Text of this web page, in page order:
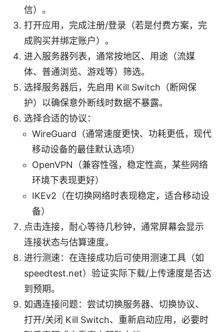
信）。
打开应用，完成注册/登录（若是付费方案，完
成购买并绑定账户）。
进入服务器列表，通常按地区、用途（流媒
体、普通浏览、游戏等）筛选。
选择服务器后，先启用 Kill Switch（断网保
护）以确保意外断线时数据不暴露。
选择合适的协议：
WireGuard（通常速度更快、功耗更低，现代
移动设备的最佳默认选项）
OpenVPN（兼容性强，稳定性高，某些网络
环境下表现更好）
IKEv2（在切换网络时表现稳定，适合移动设
备）
点击连接，耐心等待几秒钟，通常屏幕会显示
连接状态与估算速度。
进行测速：在连接成功后可使用测速工具（如
speedtest.net）验证实际下载/上传速度是否达
到预期。
如遇连接问题：尝试切换服务器、切换协议、
打开/关闭 Kill Switch、重新启动应用，必要时